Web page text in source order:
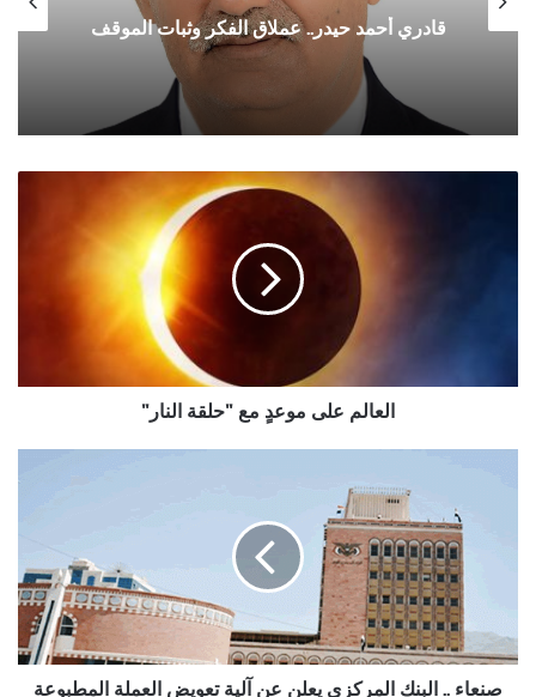
قادري أحمد حيدر.. عملاق الفكر وثبات الموقف
العالم على موعدٍ مع "حلقة النار"
تعويض
العملة
المطبوعة
صنعاء .. البنك المركزي يعلن عن آلية تعويض العملة المطبوعة